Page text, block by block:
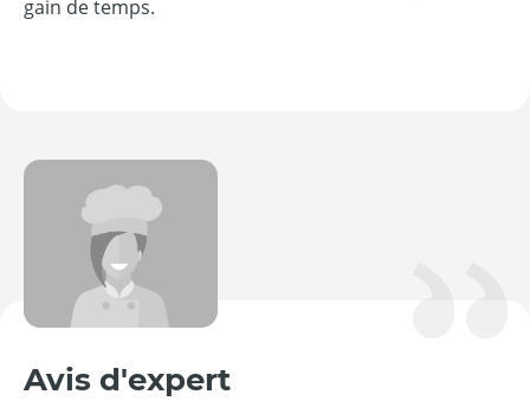
gain de temps.
Avis d'expert